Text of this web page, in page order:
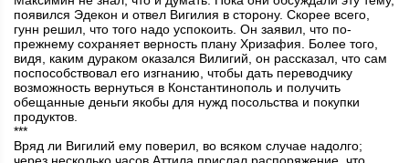
появился Эдекон и отвел Вигилия в сторону. Скорее всего,
гунн решил, что того надо успокоить. Он заявил, что по-
прежнему сохраняет верность плану Хризафия. Более того,
видя, каким дураком оказался Вилигий, он рассказал, что сам
поспособствовал его изгнанию, чтобы дать переводчику
возможность вернуться в Константинополь и получить
обещанные деньги якобы для нужд посольства и покупки
продуктов.
***
Вряд ли Вигилий ему поверил, во всяком случае надолго;